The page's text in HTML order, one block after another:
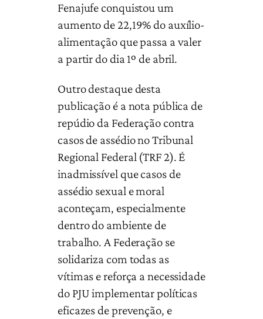
Fenajufe conquistou um
aumento de 22,19% do auxílio-
alimentação que passa a valer
a partir do dia 1º de abril.
Outro destaque desta
publicação é a nota pública de
repúdio da Federação contra
casos de assédio no Tribunal
Regional Federal (TRF 2). É
inadmissível que casos de
assédio sexual e moral
aconteçam, especialmente
dentro do ambiente de
trabalho. A Federação se
solidariza com todas as
vítimas e reforça a necessidade
do PJU implementar políticas
eficazes de prevenção, e